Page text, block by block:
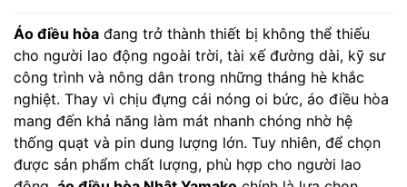
Áo điều hòa đang trở thành thiết bị không thể thiếu
cho người lao động ngoài trời, tài xế đường dài, kỹ sư
công trình và nông dân trong những tháng hè khắc
nghiệt. Thay vì chịu đựng cái nóng oi bức, áo điều hòa
mang đến khả năng làm mát nhanh chóng nhờ hệ
thống quạt và pin dung lượng lớn. Tuy nhiên, để chọn
được sản phẩm chất lượng, phù hợp cho người lao